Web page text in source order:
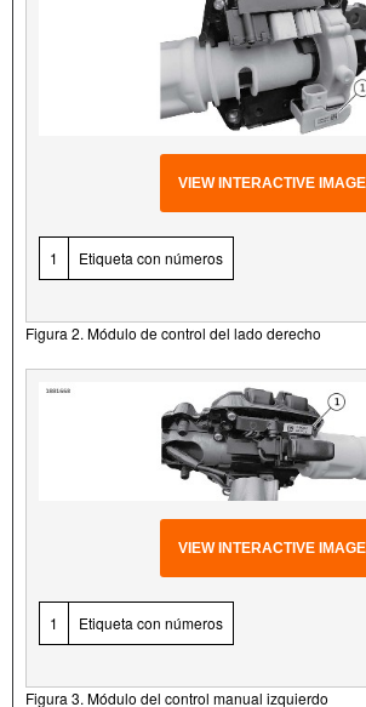
VIEW INTERACTIVE IMAGE
1 Etiqueta con números
Figura 2. Módulo de control del lado derecho
VIEW INTERACTIVE IMAGE
1 Etiqueta con números
Figura 3. Módulo del control manual izquierdo